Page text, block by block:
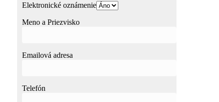
Elektronické oznámenie
Meno a Priezvisko
Emailová adresa
Telefón